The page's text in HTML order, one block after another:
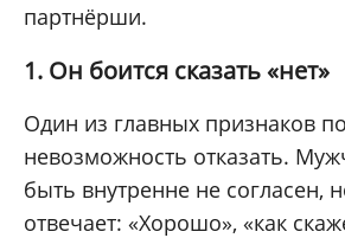
партнёрши.
1. Он боится сказать «нет»
Один из главных признаков
невозможность отказать.
быть внутренне не согласен,
отвечает: «Хорошо», «как